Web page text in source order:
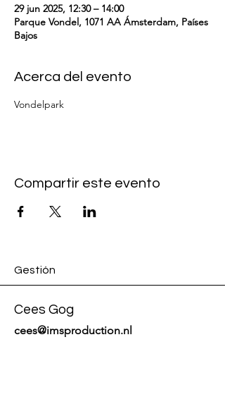
29 jun 2025, 12:30 – 14:00
Parque Vondel, 1071 AA Ámsterdam, Países
Bajos
Acerca del evento
Vondelpark
Compartir este evento
Gestión
Cees Gog
cees@imsproduction.nl